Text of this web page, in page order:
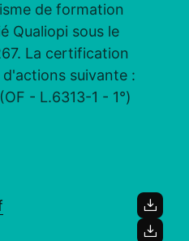
de formation
Qualiopi sous le
La certification
suivante :
- L.6313-1 - 1°)